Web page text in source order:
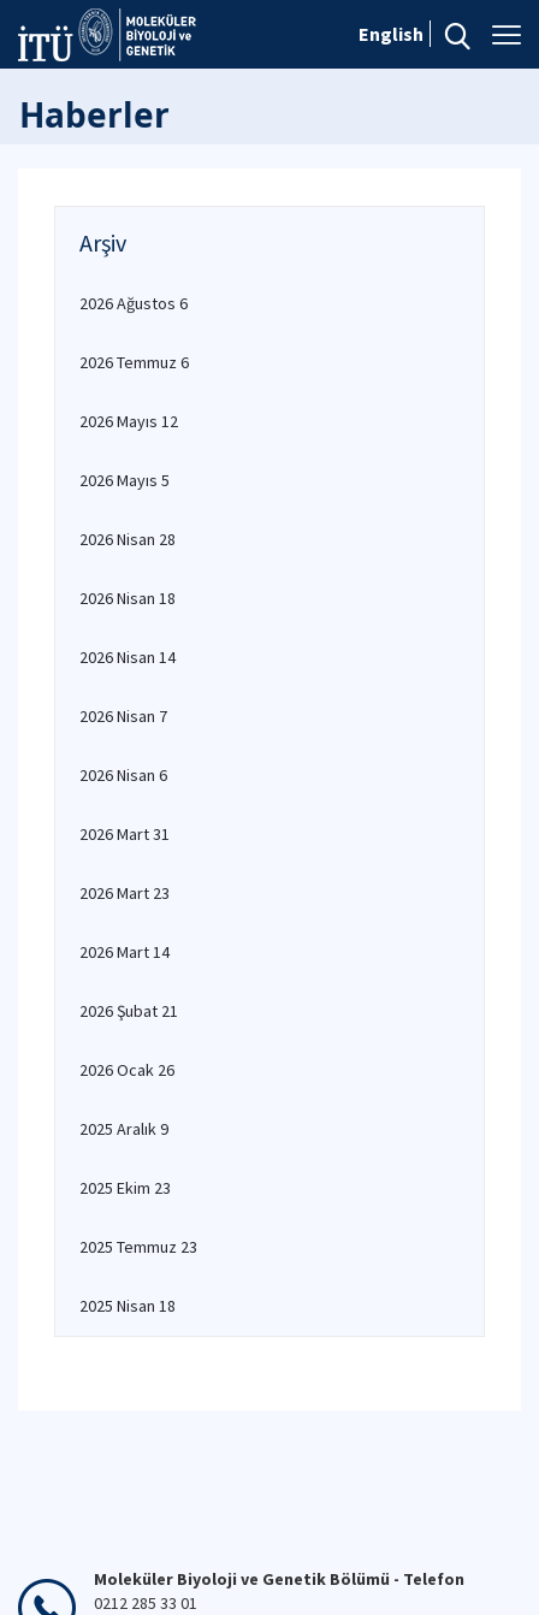
English
Haberler
Arşiv
2026 Ağustos 6
2026 Temmuz 6
2026 Mayıs 12
2026 Mayıs 5
2026 Nisan 28
2026 Nisan 18
2026 Nisan 14
2026 Nisan 7
2026 Nisan 6
2026 Mart 31
2026 Mart 23
2026 Mart 14
2026 Şubat 21
2026 Ocak 26
2025 Aralık 9
2025 Ekim 23
2025 Temmuz 23
2025 Nisan 18
Moleküler Biyoloji ve Genetik Bölümü - Telefon
0212 285 33 01